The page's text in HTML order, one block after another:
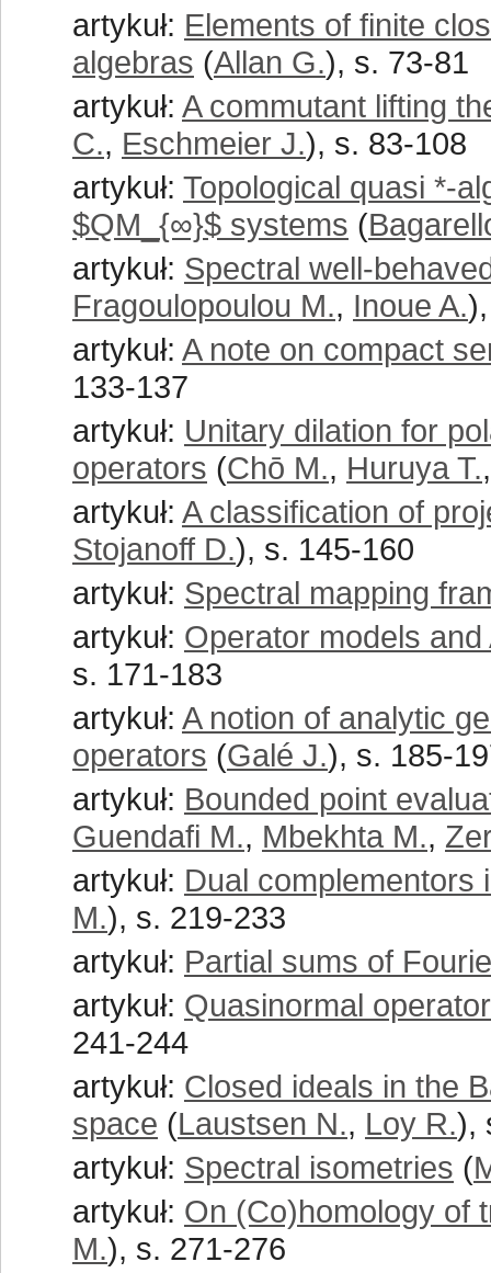
artykuł: Elements of finite
algebras (Allan G.), s. 73-81
artykuł: A commutant lifting
C., Eschmeier J.), s. 83-108
artykuł: Topological quasi *-
$QM_{∞}$ systems (
artykuł: Spectral well-
Fragoulopoulou M., Inoue A.
artykuł: A note on compact
133-137
artykuł: Unitary dilation for
operators (Chō M., Huruya T.
artykuł: A classification of
Stojanoff D.), s. 145-160
artykuł: Spectral mapping
artykuł: Operator models
s. 171-183
artykuł: A notion of analytic
operators (Galé J.), s. 185-
artykuł: Bounded point
Guendafi M., Mbekhta M.,
artykuł: Dual complementors
M.), s. 219-233
artykuł: Partial sums of
artykuł: Quasinormal
241-244
artykuł: Closed ideals in the
space (Laustsen N., Loy R.),
artykuł: Spectral isometries (
artykuł: On (Co)homology of
M.), s. 271-276